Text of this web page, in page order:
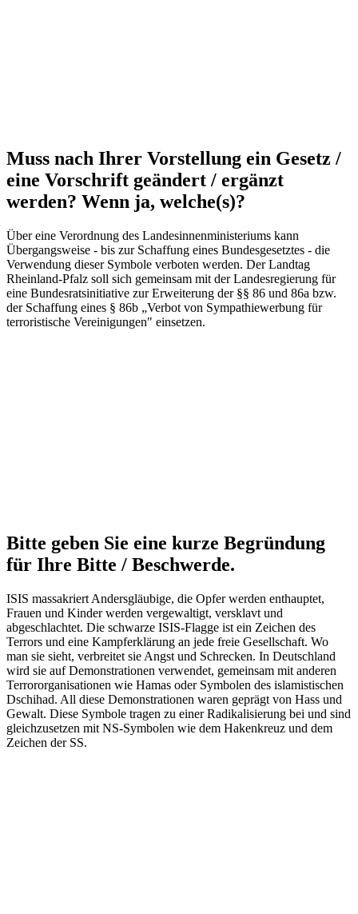
Muss nach Ihrer Vorstellung ein Gesetz /
eine Vorschrift geändert / ergänzt
werden? Wenn ja, welche(s)?
Über eine Verordnung des Landesinnenministeriums kann
Übergangsweise - bis zur Schaffung eines Bundesgesetztes - die
Verwendung dieser Symbole verboten werden. Der Landtag
Rheinland-Pfalz soll sich gemeinsam mit der Landesregierung für
eine Bundesratsinitiative zur Erweiterung der §§ 86 und 86a bzw.
der Schaffung eines § 86b „Verbot von Sympathiewerbung für
terroristische Vereinigungen" einsetzen.
Bitte geben Sie eine kurze Begründung
für Ihre Bitte / Beschwerde.
ISIS massakriert Andersgläubige, die Opfer werden enthauptet,
Frauen und Kinder werden vergewaltigt, versklavt und
abgeschlachtet. Die schwarze ISIS-Flagge ist ein Zeichen des
Terrors und eine Kampferklärung an jede freie Gesellschaft. Wo
man sie sieht, verbreitet sie Angst und Schrecken. In Deutschland
wird sie auf Demonstrationen verwendet, gemeinsam mit anderen
Terrororganisationen wie Hamas oder Symbolen des islamistischen
Dschihad. All diese Demonstrationen waren geprägt von Hass und
Gewalt. Diese Symbole tragen zu einer Radikalisierung bei und sind
gleichzusetzen mit NS-Symbolen wie dem Hakenkreuz und dem
Zeichen der SS.